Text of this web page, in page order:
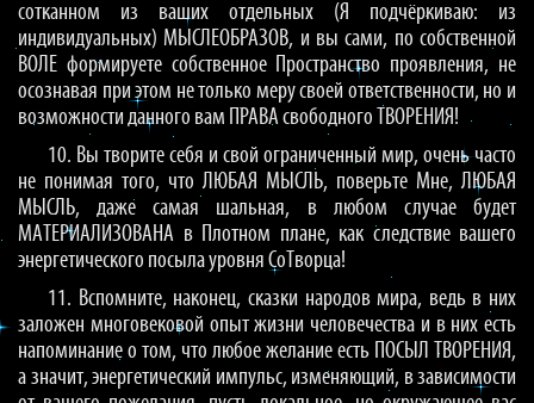
сотканном из ваших отдельных (Я подчёркиваю: из
индивидуальных) МЫСЛЕОБРАЗОВ, и вы сами, по собственной
ВОЛЕ формируете собственное Пространство проявления, не
осознавая при этом не только меру своей ответственности, но и
возможности данного вам ПРАВА свободного ТВОРЕНИЯ!
10. Вы творите себя и свой ограниченный мир, очень часто
не понимая того, что ЛЮБАЯ МЫСЛЬ, поверьте Мне, ЛЮБАЯ
МЫСЛЬ, даже самая шальная, в любом случае будет
МАТЕРИАЛИЗОВАНА в Плотном плане, как следствие вашего
энергетического посыла уровня СоТворца!
11. Вспомните, наконец, сказки народов мира, ведь в них
заложен многовековой опыт жизни человечества и в них есть
напоминание о том, что любое желание есть ПОСЫЛ ТВОРЕНИЯ,
а значит, энергетический импульс, изменяющий, в зависимости